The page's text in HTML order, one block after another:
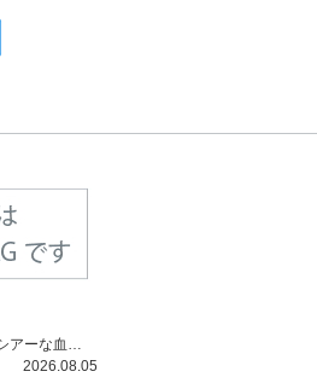
まもなくNARSから登場するのは、シアーな血色感と高揚感が魅力の新作リキッドブラッシュ「インセイシャブル リキッドブラッシュ」と、ゴールデンアワーに染まる空にインスピレーションを得た「アフターグロー リップシャイン」の新色！夏をハックして！
2026.08.05